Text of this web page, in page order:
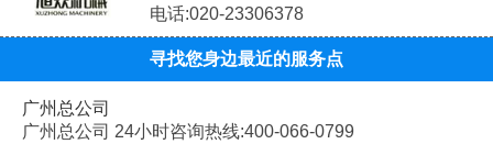
电话:020-23306378
寻找您身边最近的服务点
广州总公司
广州总公司 24小时咨询热线:400-066-0799